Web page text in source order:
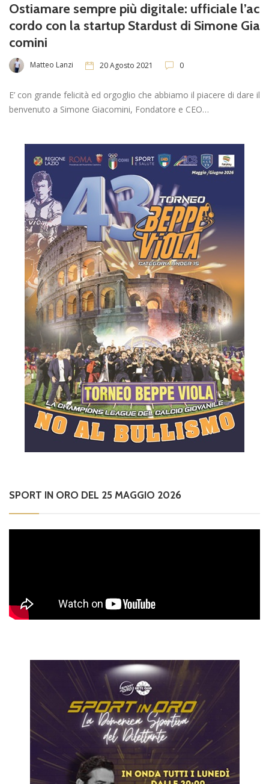
Ostiamare sempre più digitale: ufficiale l’ac
cordo con la startup Stardust di Simone Gia
comini
Matteo Lanzi 20 Agosto 2021 0
E’ con grande felicità ed orgoglio che abbiamo il piacere di dare il
benvenuto a Simone Giacomini, Fondatore e CEO…
SPORT IN ORO DEL 25 MAGGIO 2026